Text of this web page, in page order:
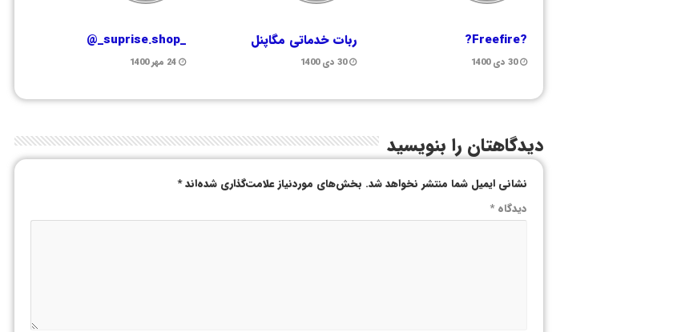
?Freefire?
30 دی 1400
ربات خدماتی مگاپنل
30 دی 1400
_suprise.shop_@
24 مهر 1400
دیدگاهتان را بنویسید
نشانی ایمیل شما منتشر نخواهد شد. بخش‌های موردنیاز علامت‌گذاری شده‌اند*
دیدگاه*